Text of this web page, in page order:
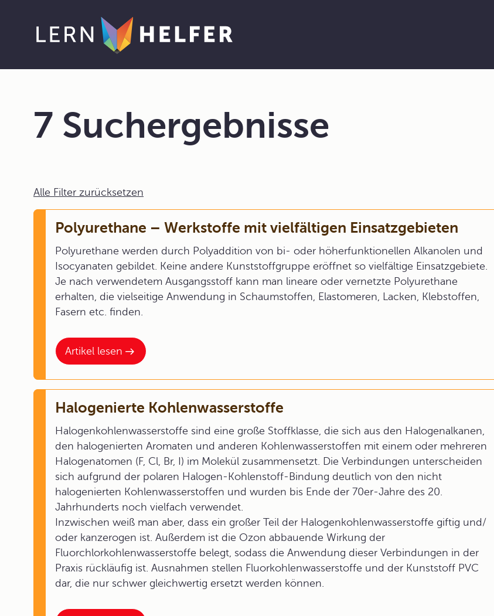
7 Suchergebnisse
Alle Filter zurücksetzen
Artikel lesen
Polyurethane – Werkstoffe mit vielfältigen Einsatzgebieten
Polyurethane werden durch Polyaddition von bi- oder höherfunktionellen Alkanolen und
Isocyanaten gebildet. Keine andere Kunststoffgruppe eröffnet so vielfältige Einsatzgebiete.
Je nach verwendetem Ausgangsstoff kann man lineare oder vernetzte Polyurethane
erhalten, die vielseitige Anwendung in Schaumstoffen, Elastomeren, Lacken, Klebstoffen,
Fasern etc. finden.
Halogenierte Kohlenwasserstoffe
Halogenkohlenwasserstoffe sind eine große Stoffklasse, die sich aus den Halogenalkanen,
den halogenierten Aromaten und anderen Kohlenwasserstoffen mit einem oder mehreren
Halogenatomen (F, Cl, Br, I) im Molekül zusammensetzt. Die Verbindungen unterscheiden
sich aufgrund der polaren Halogen-Kohlenstoff-Bindung deutlich von den nicht
halogenierten Kohlenwasserstoffen und wurden bis Ende der 70er-Jahre des 20.
Jahrhunderts noch vielfach verwendet.
Inzwischen weiß man aber, dass ein großer Teil der Halogenkohlenwasserstoffe giftig und/
oder kanzerogen ist. Außerdem ist die Ozon abbauende Wirkung der
Fluorchlorkohlenwasserstoffe belegt, sodass die Anwendung dieser Verbindungen in der
Praxis rückläufig ist. Ausnahmen stellen Fluorkohlenwasserstoffe und der Kunststoff PVC
dar, die nur schwer gleichwertig ersetzt werden können.